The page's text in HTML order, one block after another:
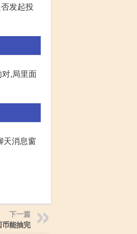
发起投
,局里面
天消息窗
下一篇
能抽完